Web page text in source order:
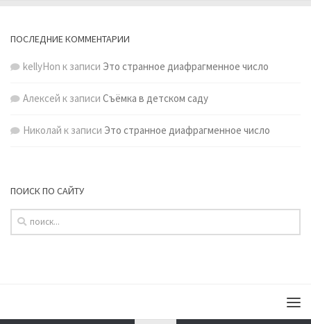
ПОСЛЕДНИЕ КОММЕНТАРИИ
kellyHon к записи Это странное диафрагменное число
Алексей к записи Съёмка в детском саду
Николай к записи Это странное диафрагменное число
ПОИСК ПО САЙТУ